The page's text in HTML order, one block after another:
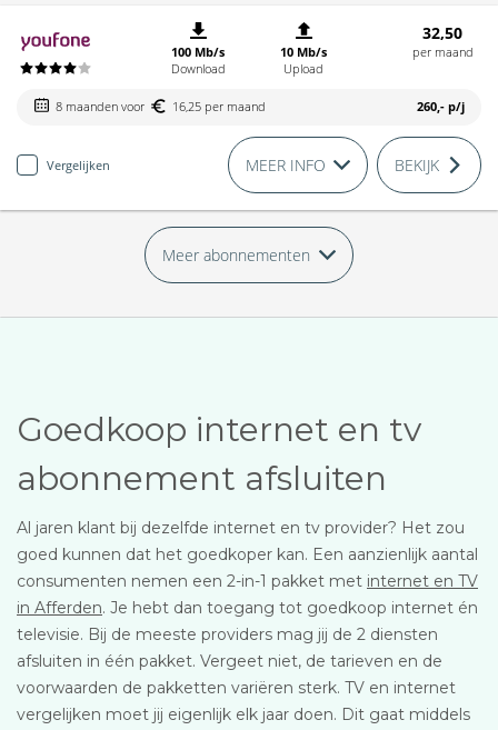
100 Mb/s
Download
10 Mb/s
Upload
32,50
per maand
8 maanden voor 16,25 per maand 260,- p/j
Vergelijken MEER INFO BEKIJK
Meer abonnementen
Goedkoop internet en tv
abonnement afsluiten
Al jaren klant bij dezelfde internet en tv provider? Het zou
goed kunnen dat het goedkoper kan. Een aanzienlijk aantal
consumenten nemen een 2-in-1 pakket met internet en TV
in Afferden. Je hebt dan toegang tot goedkoop internet én
televisie. Bij de meeste providers mag jij de 2 diensten
afsluiten in één pakket. Vergeet niet, de tarieven en de
voorwaarden de pakketten variëren sterk. TV en internet
vergelijken moet jij eigenlijk elk jaar doen. Dit gaat middels